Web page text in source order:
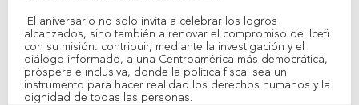
El aniversario no solo invita a celebrar los logros
alcanzados, sino también a renovar el compromiso del Icefi
con su misión: contribuir, mediante la investigación y el
diálogo informado, a una Centroamérica más democrática,
próspera e inclusiva, donde la política fiscal sea un
instrumento para hacer realidad los derechos humanos y la
dignidad de todas las personas.